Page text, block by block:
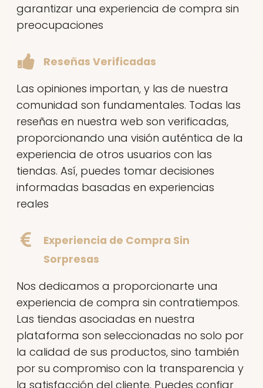
garantizar una experiencia de compra sin
preocupaciones
Reseñas Verificadas
Las opiniones importan, y las de nuestra
comunidad son fundamentales. Todas las
reseñas en nuestra web son verificadas,
proporcionando una visión auténtica de la
experiencia de otros usuarios con las
tiendas. Así, puedes tomar decisiones
informadas basadas en experiencias
reales
Experiencia de Compra Sin
Sorpresas
Nos dedicamos a proporcionarte una
experiencia de compra sin contratiempos.
Las tiendas asociadas en nuestra
plataforma son seleccionadas no solo por
la calidad de sus productos, sino también
por su compromiso con la transparencia y
la satisfacción del cliente. Puedes confiar